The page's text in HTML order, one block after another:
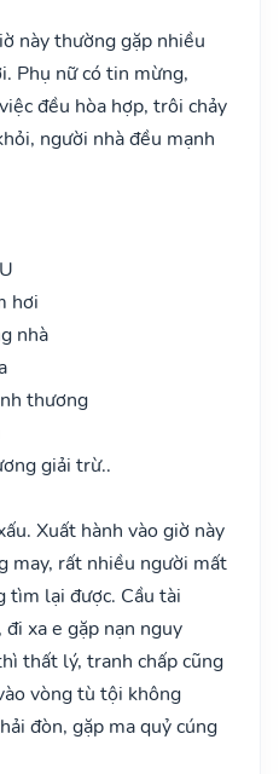
này thường gặp nhiều
Phụ nữ có tin mừng,
đều hòa hợp, trôi chảy
người nhà đều mạnh
hơi
nhà
thương
giải trừ..
Xuất hành vào giờ này
may, rất nhiều người mất
tìm lại được. Cầu tài
xa e gặp nạn nguy
thất lý, tranh chấp cũng
vòng tù tội không
đòn, gặp ma quỷ cúng